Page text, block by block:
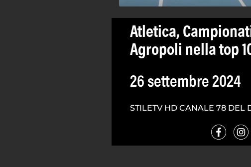
Atletica,
Agropoli nella top
26 settembre 2024
STILETV HD CANALE 78 DEL